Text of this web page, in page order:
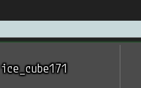
ice_cube171